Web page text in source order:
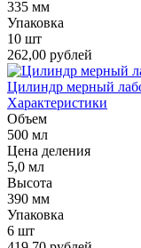
335 мм
Упаковка
10 шт
262,00 рублей
Цилиндр мерный
Характеристики
Объем
500 мл
Цена деления
5,0 мл
Высота
390 мм
Упаковка
6 шт